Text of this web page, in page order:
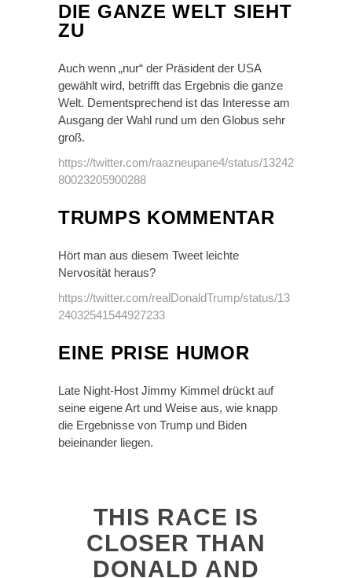
DIE GANZE WELT SIEHT
ZU
Auch wenn „nur“ der Präsident der USA
gewählt wird, betrifft das Ergebnis die ganze
Welt. Dementsprechend ist das Interesse am
Ausgang der Wahl rund um den Globus sehr
groß.
https://twitter.com/raazneupane4/status/13242
80023205900288
TRUMPS KOMMENTAR
Hört man aus diesem Tweet leichte
Nervosität heraus?
https://twitter.com/realDonaldTrump/status/13
24032541544927233
EINE PRISE HUMOR
Late Night-Host Jimmy Kimmel drückt auf
seine eigene Art und Weise aus, wie knapp
die Ergebnisse von Trump und Biden
beieinander liegen.
THIS RACE IS
CLOSER THAN
DONALD AND